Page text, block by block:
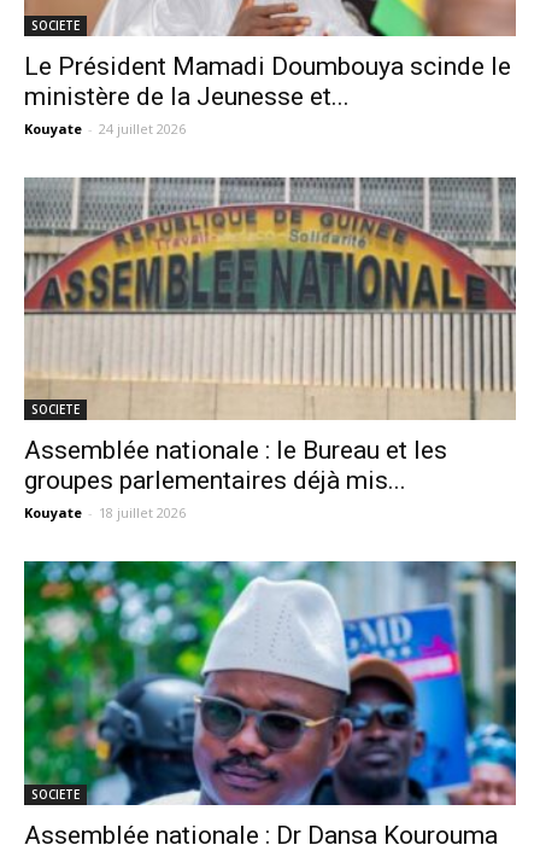
SOCIETE
Le Président Mamadi Doumbouya scinde le
ministère de la Jeunesse et...
Kouyate - 24 juillet 2026
SOCIETE
Assemblée nationale : le Bureau et les
groupes parlementaires déjà mis...
Kouyate - 18 juillet 2026
SOCIETE
Assemblée nationale : Dr Dansa Kourouma